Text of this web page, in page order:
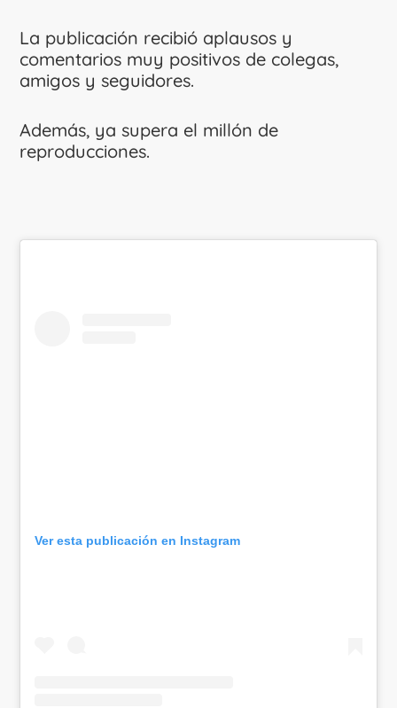
La publicación recibió aplausos y
comentarios muy positivos de colegas,
amigos y seguidores.
Además, ya supera el millón de
reproducciones.
Ver esta publicación en Instagram